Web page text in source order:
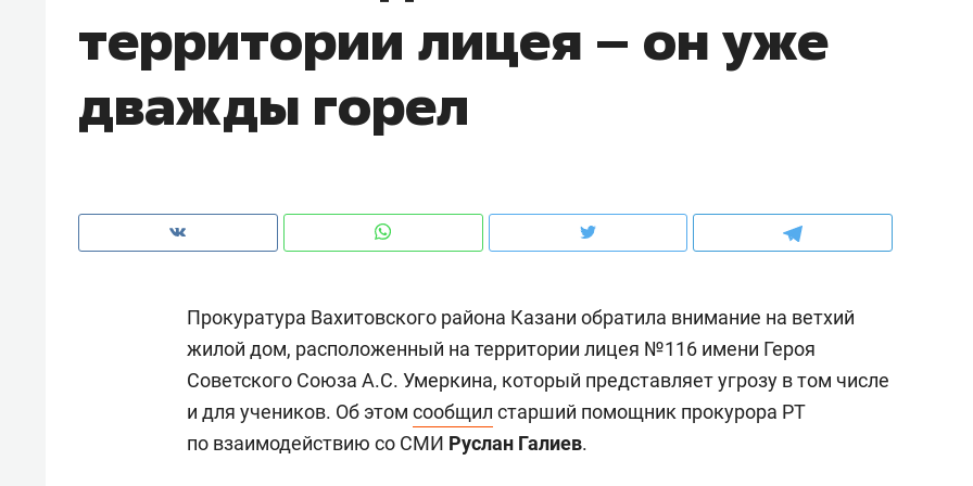
территории лицея – он уже
дважды горел
Прокуратура Вахитовского района Казани обратила внимание на ветхий
жилой дом, расположенный на территории лицея №116 имени Героя
Советского Союза А.С. Умеркина, который представляет угрозу в том числе
и для учеников. Об этом сообщил старший помощник прокурора РТ
по взаимодействию со СМИ Руслан Галиев.
чем интересен Оман?
клиентах и чудных запросах мастеров налогах и развитии без
Как ГК «МИР ГРУПП» и ВТБ
создают оазис жилого
Рекомендуем
150 камер до квартиры и Face
ID вместо ключа: какой будет
Рекомендуем
Опыт выживания в